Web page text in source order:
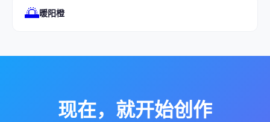
🌅暖阳橙
现在，就开始创作